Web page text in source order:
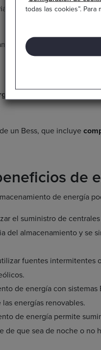
a la red eléctrica,
de Bess son:
un Bess, que incluye
de
de energía
el suministro de
del almacenamiento y se
fuentes intermitentes
de energía con
energías renovables.
de energía permite
que sea de noche o no
todas las cookies”.